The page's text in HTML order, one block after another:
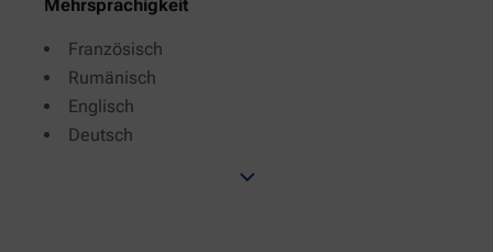
Mehrsprachigkeit
Französisch
Rumänisch
Englisch
Deutsch